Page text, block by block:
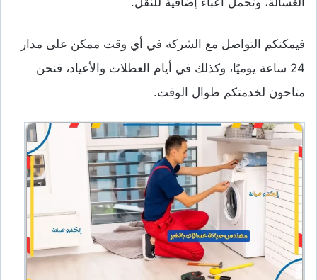
فيمكنكم التواصل مع الشركة في أي وقت ممكن على مدار
24 ساعة يوميًا، وكذلك في أيام العطلات والأعياد، فنحن
متاحون لخدمتكم طوال الوقت.